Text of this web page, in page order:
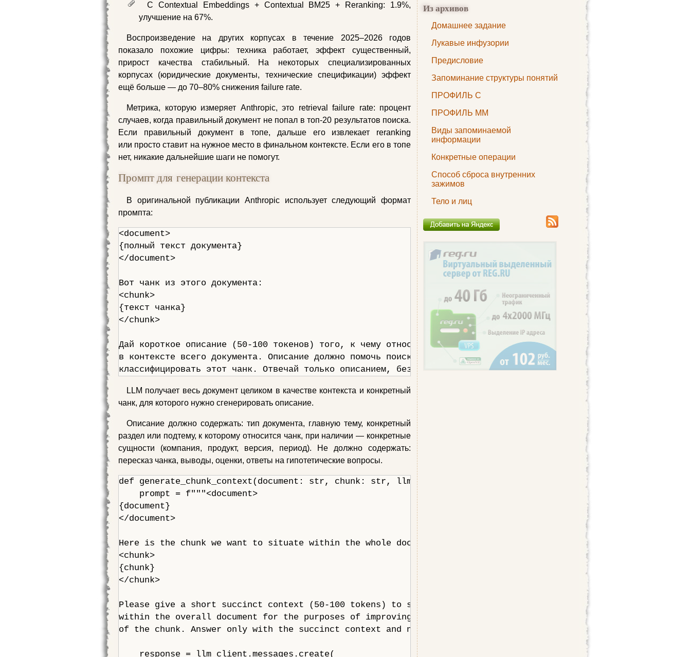
Из архивов
Домашнее задание
Лукавые инфузории
Предисловие
Запоминание структуры понятий
ПРОФИЛЬ С
ПРОФИЛЬ MМ
Виды запоминаемой
информации
Конкретные операции
Способ сброса внутренних
зажимов
Тело и лиц
С Contextual Embeddings + Contextual BM25 + Reranking: 1.9%,
улучшение на 67%.
Воспроизведение на других корпусах в течение 2025–2026 годов
показало похожие цифры: техника работает, эффект существенный,
прирост качества стабильный. На некоторых специализированных
корпусах (юридические документы, технические спецификации) эффект
ещё больше — до 70–80% снижения failure rate.
Метрика, которую измеряет Anthropic, это retrieval failure rate: процент
случаев, когда правильный документ не попал в топ-20 результатов поиска.
Если правильный документ в топе, дальше его извлекает reranking
или просто ставит на нужное место в финальном контексте. Если его в топе
нет, никакие дальнейшие шаги не помогут.
Промпт для генерации контекста
В оригинальной публикации Anthropic использует следующий формат
промпта:
<document>
{полный текст документа}
</document>
Вот чанк из этого документа:
<chunk>
{текст чанка}
</chunk>
Дай короткое описание (50-100 токенов) того, к чему относится этот чанк
в контексте всего документа. Описание должно помочь поиску правильно
классифицировать этот чанк. Отвечай только описанием, без преамбулы.
LLM получает весь документ целиком в качестве контекста и конкретный
чанк, для которого нужно сгенерировать описание.
Описание должно содержать: тип документа, главную тему, конкретный
раздел или подтему, к которому относится чанк, при наличии — конкретные
сущности (компания, продукт, версия, период). Не должно содержать:
пересказ чанка, выводы, оценки, ответы на гипотетические вопросы.
def generate_chunk_context(document: str, chunk: str, llm_client) -> str:
    prompt = f"""<document>
{document}
</document>
Here is the chunk we want to situate within the whole document:
<chunk>
{chunk}
</chunk>
Please give a short succinct context (50-100 tokens) to situate this chunk
within the overall document for the purposes of improving search retrieval
of the chunk. Answer only with the succinct context and nothing else."""
    response = llm_client.messages.create(